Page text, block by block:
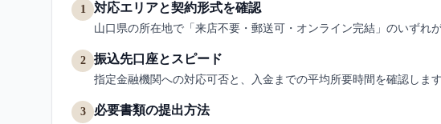
1 対応エリアと契約形式を確認
山口県の所在地で「来店不要・郵送可・オンライン完結」のいずれ
2 振込先口座とスピード
指定金融機関への対応可否と、入金までの平均所要時間を確認しま
3 必要書類の提出方法